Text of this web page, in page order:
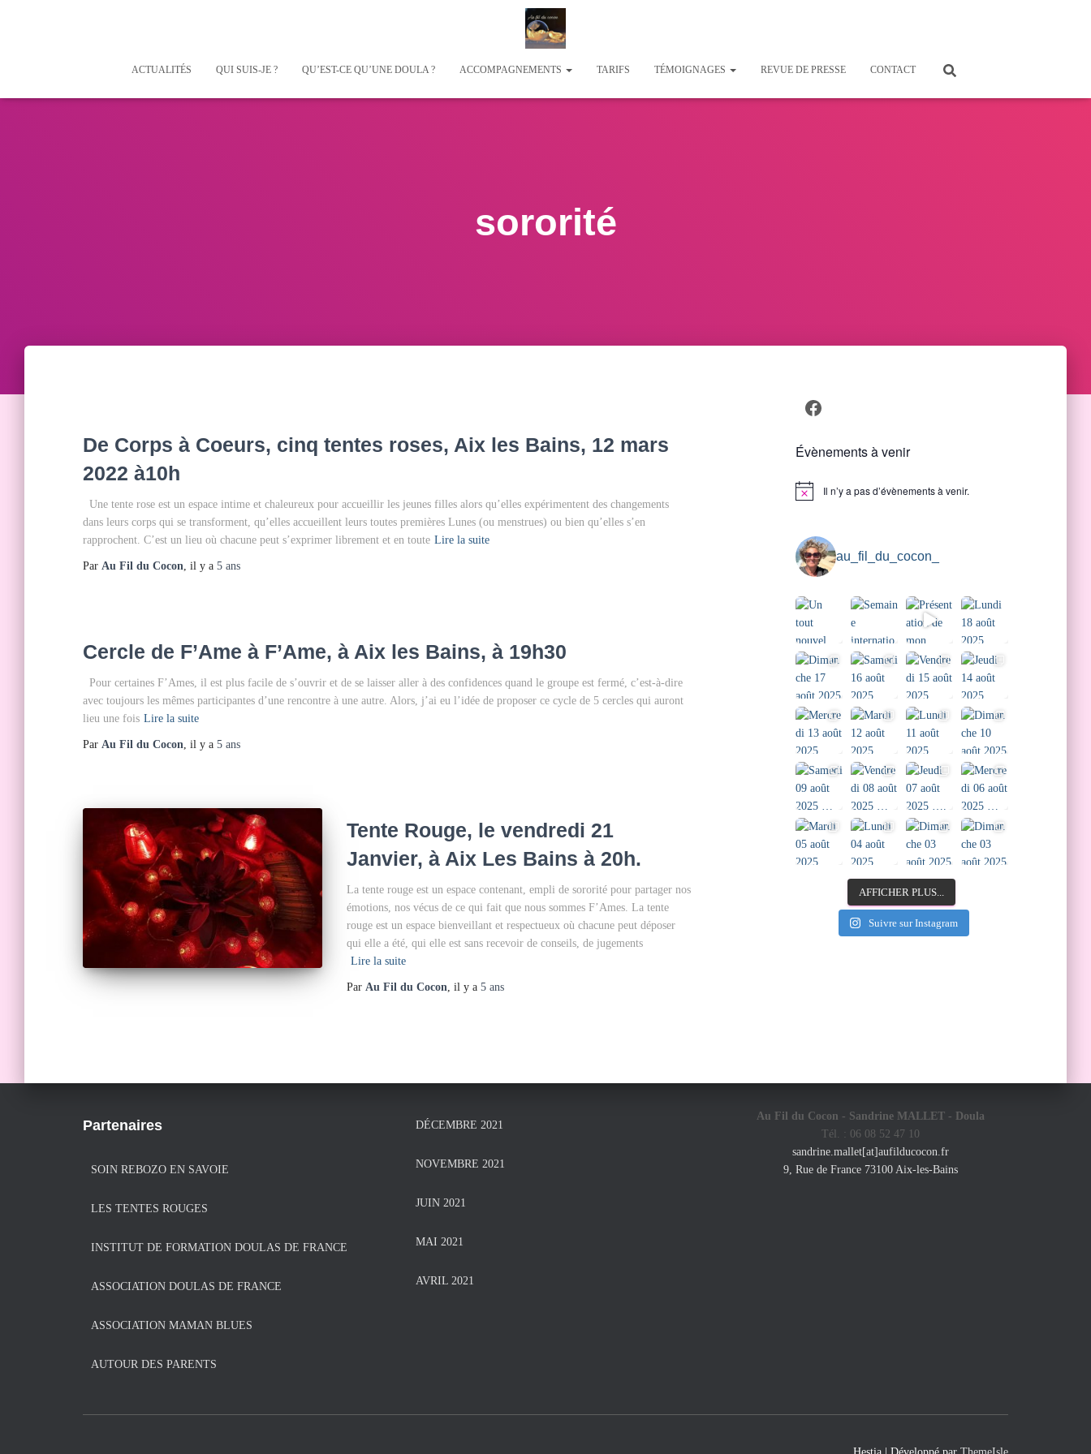
ACTUALITÉS QUI SUIS-JE ? QU’EST-CE QU’UNE DOULA ? ACCOMPAGNEMENTS TARIFS TÉMOIGNAGES REVUE DE PRESSE CONTACT
sororité
De Corps à Coeurs, cinq tentes roses, Aix les Bains, 12 mars
2022 à10h
Une tente rose est un espace intime et chaleureux pour accueillir les jeunes filles alors qu’elles expérimentent des changements
dans leurs corps qui se transforment, qu’elles accueillent leurs toutes premières Lunes (ou menstrues) ou bien qu’elles s’en
rapprochent. C’est un lieu où chacune peut s’exprimer librement et en toute Lire la suite
Par Au Fil du Cocon, il y a 5 ans
Cercle de F’Ame à F’Ame, à Aix les Bains, à 19h30
Pour certaines F’Ames, il est plus facile de s’ouvrir et de se laisser aller à des confidences quand le groupe est fermé, c’est-à-dire
avec toujours les mêmes participantes d’une rencontre à une autre. Alors, j’ai eu l’idée de proposer ce cycle de 5 cercles qui auront
lieu une fois Lire la suite
Par Au Fil du Cocon, il y a 5 ans
Tente Rouge, le vendredi 21
Janvier, à Aix Les Bains à 20h.
La tente rouge est un espace contenant, empli de sororité pour partager nos
émotions, nos vécus de ce qui fait que nous sommes F’Ames. La tente
rouge est un espace bienveillant et respectueux où chacune peut déposer
qui elle a été, qui elle est sans recevoir de conseils, de jugements
Lire la suite
Par Au Fil du Cocon, il y a 5 ans
Facebook
Évènements à venir
Notice Il n’y a pas d’évènements à venir.
au_fil_du_cocon_
AFFICHER PLUS...
Suivre sur Instagram
Partenaires
SOIN REBOZO EN SAVOIE
LES TENTES ROUGES
INSTITUT DE FORMATION DOULAS DE FRANCE
ASSOCIATION DOULAS DE FRANCE
ASSOCIATION MAMAN BLUES
AUTOUR DES PARENTS
DÉCEMBRE 2021
NOVEMBRE 2021
JUIN 2021
MAI 2021
AVRIL 2021
Au Fil du Cocon - Sandrine MALLET - Doula
Tél. : 06 08 52 47 10
sandrine.mallet[at]aufilducocon.fr
9, Rue de France 73100 Aix-les-Bains